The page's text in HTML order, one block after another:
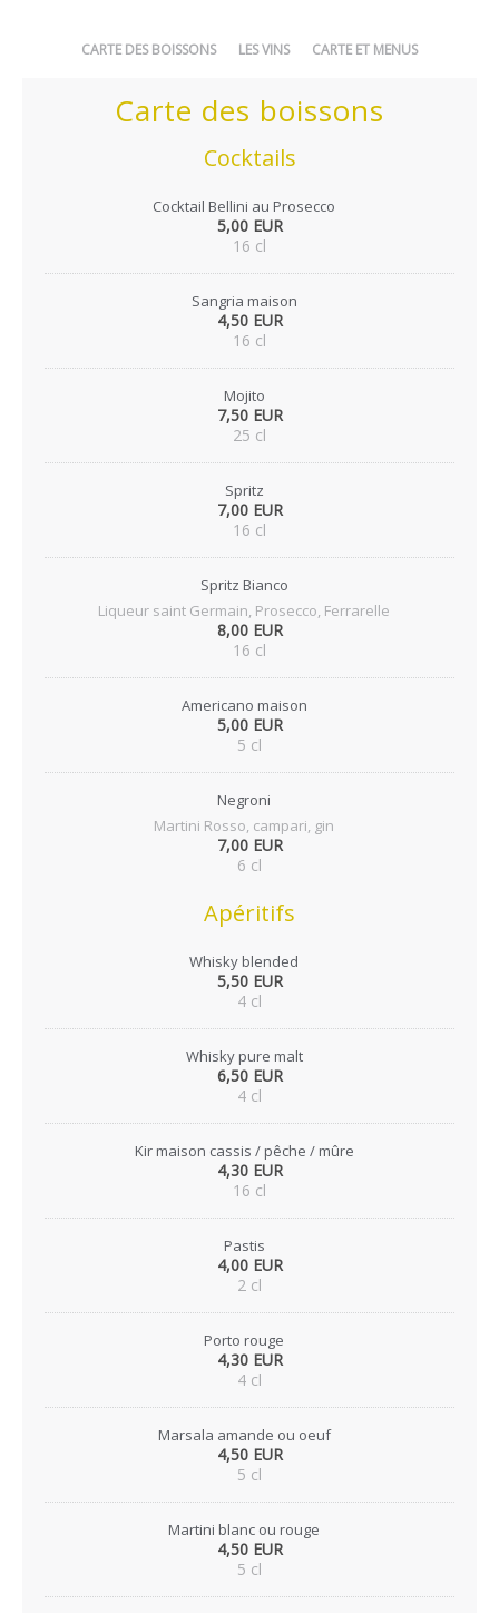
CARTE DES BOISSONS LES VINS CARTE ET MENUS
Carte des boissons
Cocktails
Cocktail Bellini au Prosecco
5,00 EUR
16 cl
Sangria maison
4,50 EUR
16 cl
Mojito
7,50 EUR
25 cl
Spritz
7,00 EUR
16 cl
Spritz Bianco
Liqueur saint Germain, Prosecco, Ferrarelle
8,00 EUR
16 cl
Americano maison
5,00 EUR
5 cl
Negroni
Martini Rosso, campari, gin
7,00 EUR
6 cl
Apéritifs
Whisky blended
5,50 EUR
4 cl
Whisky pure malt
6,50 EUR
4 cl
Kir maison cassis / pêche / mûre
4,30 EUR
16 cl
Pastis
4,00 EUR
2 cl
Porto rouge
4,30 EUR
4 cl
Marsala amande ou oeuf
4,50 EUR
5 cl
Martini blanc ou rouge
4,50 EUR
5 cl